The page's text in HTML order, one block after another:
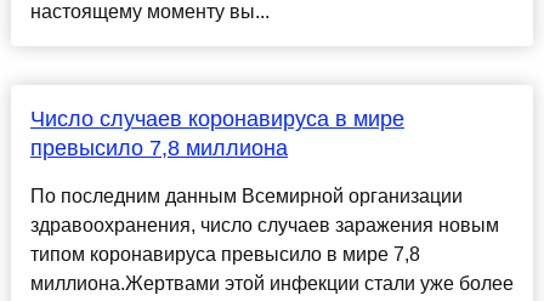
настоящему моменту вы...
Число случаев коронавируса в мире
превысило 7,8 миллиона
По последним данным Всемирной организации
здравоохранения, число случаев заражения новым
типом коронавируса превысило в мире 7,8
миллиона.Жертвами этой инфекции стали уже более